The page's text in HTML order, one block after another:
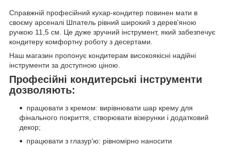
Справжній професійний кухар-кондитер повинен мати в
своєму арсеналі Шпатель рівний широкий з дерев'яною
ручкою 11,5 см. Це дуже зручний інструмент, який забезпечує
кондитеру комфортну роботу з десертами.
Наш магазин пропонує кондитерам високоякісні надійні
інструменти за доступною ціною.
Професійні кондитерські інструменти
дозволяють:
працювати з кремом: вирівнювати шар крему для
фінального покриття, створювати візерунки і додатковий
декор;
працювати з глазур'ю: рівномірно наносити